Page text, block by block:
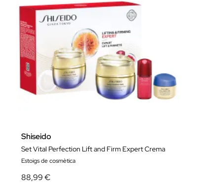
Shiseido
Set Vital Perfection Lift and Firm Expert Crema
Estoigs de cosmètica
88,99 €